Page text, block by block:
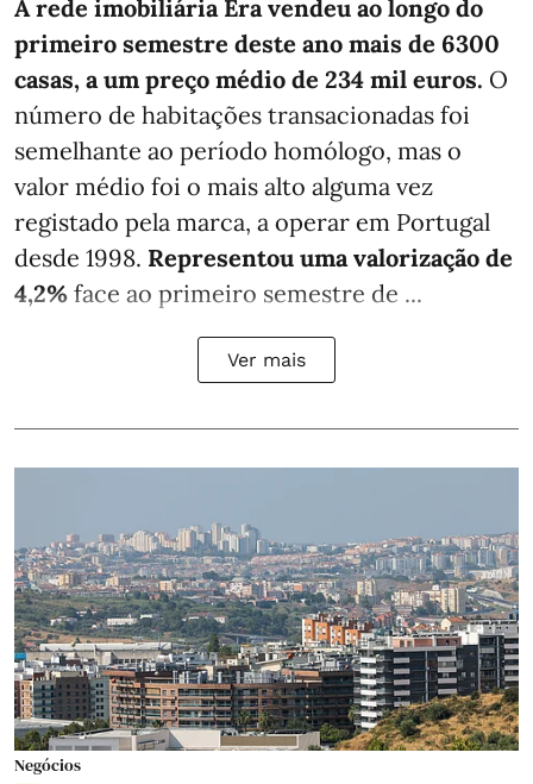
A rede imobiliária Era vendeu ao longo do
primeiro semestre deste ano mais de 6300
casas, a um preço médio de 234 mil euros. O
número de habitações transacionadas foi
semelhante ao período homólogo, mas o
valor médio foi o mais alto alguma vez
registado pela marca, a operar em Portugal
desde 1998. Representou uma valorização de
4,2% face ao primeiro semestre de ...
Ver mais
Negócios